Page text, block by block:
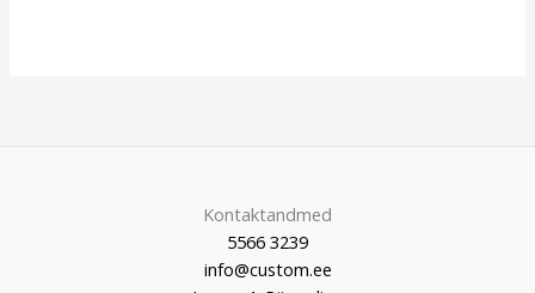
Kontaktandmed
5566 3239
info@custom.ee